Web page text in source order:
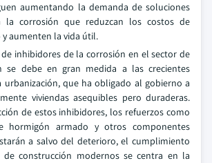
aumentando la demanda de soluciones
la corrosión que reduzcan los costos de
aumenten la vida útil.
inhibidores de la corrosión en el sector de
se debe en gran medida a las crecientes
urbanización, que ha obligado al gobierno a
viviendas asequibles pero duraderas.
de estos inhibidores, los refuerzos como
hormigón armado y otros componentes
a salvo del deterioro, el cumplimiento
construcción modernos se centra en la